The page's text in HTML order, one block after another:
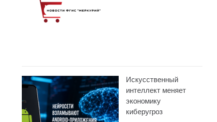
Искусственный
интеллект меняет
экономику
киберугроз